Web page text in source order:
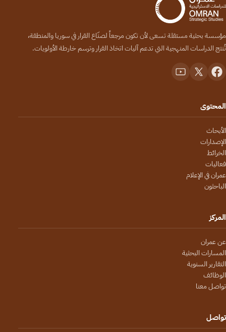
مؤسسة بحثية مستقلة تسعى لأن تكون مرجعاً لصنّاع القرار في سوريا والمنطقة،
تُنتج الدراسات المنهجية التي تدعم آليات اتخاذ القرار وترسم خارطة الأولويات.
المحتوى
الأبحاث
الإصدارات
الخرائط
فعاليات
عمران في الإعلام
الباحثون
المركز
عن عمران
المسارات البحثية
التقارير السنوية
الوظائف
تواصل معنا
تواصل